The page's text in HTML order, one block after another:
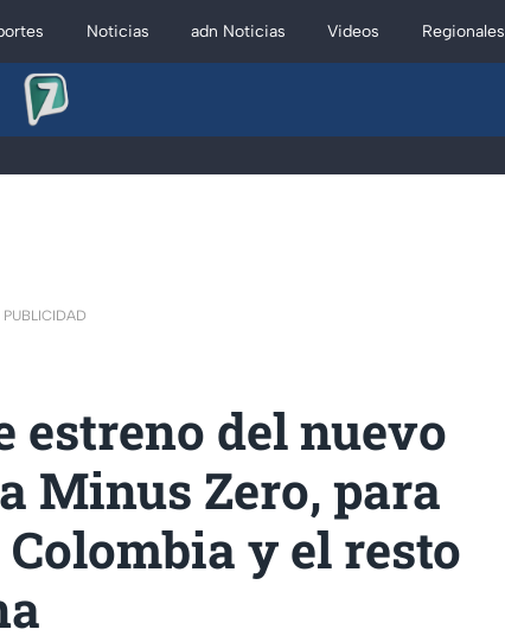
Noticias adn Noticias Videos Regionales
PUBLICIDAD
estreno del nuevo
Minus Zero, para
y el resto